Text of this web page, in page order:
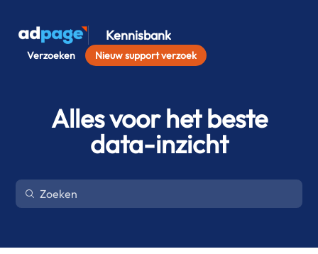
Kennisbank
Verzoeken Nieuw support verzoek
Alles voor het beste
data-inzicht